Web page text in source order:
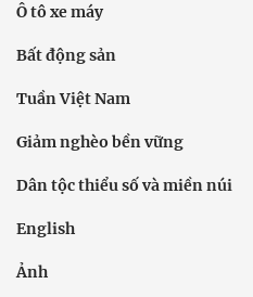
Ô tô xe máy
Bất động sản
Tuần Việt Nam
Giảm nghèo bền vững
Dân tộc thiểu số và miền núi
English
Ảnh